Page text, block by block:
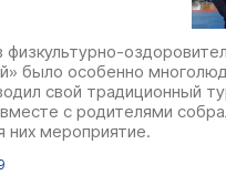
физкультурно-
было особенно
свой традиционный
с родителями
них мероприятие.